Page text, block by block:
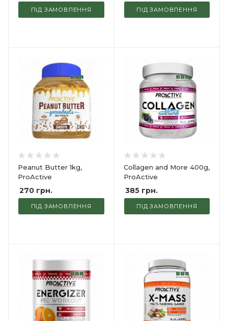
ПІД ЗАМОВЛЕННЯ ПІД ЗАМОВЛЕННЯ
Peanut Butter 1kg,
ProActive
270 грн.
ПІД ЗАМОВЛЕННЯ
Collagen and More 400g,
ProActive
385грн.
ПІД ЗАМОВЛЕННЯ